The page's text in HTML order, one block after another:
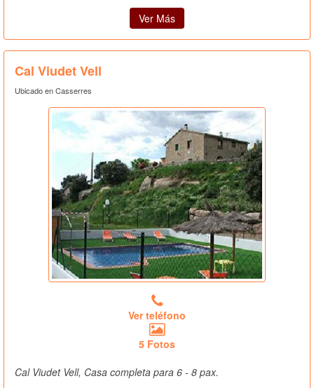
Ver Más
Cal Viudet Vell
Ubicado en Casserres
Ver teléfono
5 Fotos
Cal Viudet Vell, Casa completa para 6 - 8 pax.